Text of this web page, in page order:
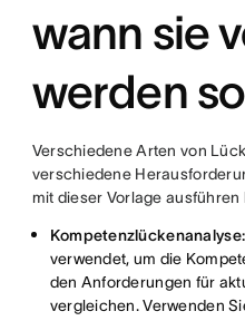
wann sie
werden
Verschiedene Arten von
verschiedene
mit dieser Vorlage ausführen
Kompetenzlückenanalyse:
verwendet, um die
den Anforderungen für
vergleichen. Verwenden